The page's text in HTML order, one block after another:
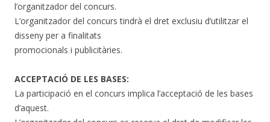
l’organitzador del concurs.
L’organitzador del concurs tindrà el dret exclusiu d’utilitzar el
disseny per a finalitats
promocionals i publicitàries.
ACCEPTACIÓ DE LES BASES:
La participació en el concurs implica l’acceptació de les bases
d’aquest.